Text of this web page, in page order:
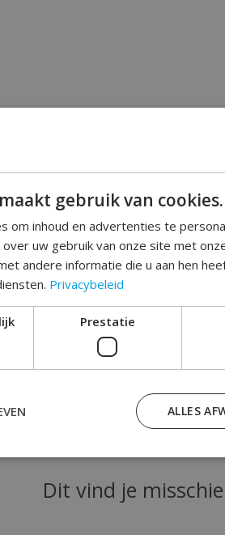
?
?
een passend servet !
een leuke lage prijs !
met zachtroze van kleur.
girl versiering.
versiering bij Rainbow
Dit vind je
gebruik van cookies.
om inhoud en advertenties te
uw gebruik van onze site met
andere informatie die u aan hen
Privacybeleid
Prestatie
ALLES